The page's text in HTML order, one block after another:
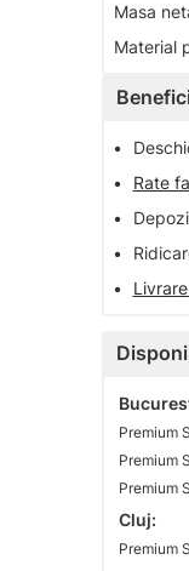
Masa
Material
•
•
Rate
•
•
•
Premium
Premium
Premium
Cluj: